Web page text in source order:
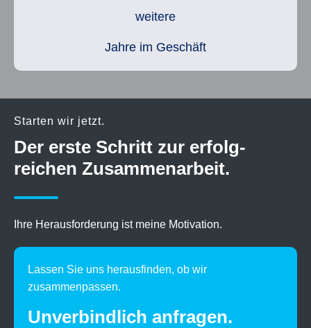
weitere
Jahre im Geschäft
Starten wir jetzt.
Der erste Schritt zur erfolg­
reichen Zusam­men­arbeit.
Ihre Herausforderung ist meine Motivation.
Lassen Sie uns herausfinden, ob wir
zusammenpassen.
Unverbindlich anfragen.